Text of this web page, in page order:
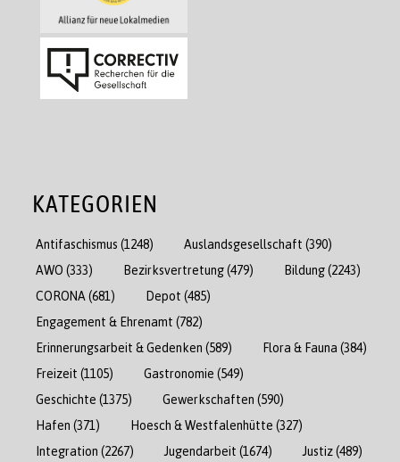
KATEGORIEN
Antifaschismus (1248) Auslandsgesellschaft (390)
AWO (333) Bezirksvertretung(479) Bildung(2243)
CORONA (681) Depot (485)
Engagement & Ehrenamt (782)
Erinnerungsarbeit & Gedenken (589) Flora & Fauna (384)
Freizeit (1105) Gastronomie (549)
Geschichte (1375) Gewerkschaften (590)
Hafen (371) Hoesch & Westfalenhütte (327)
Integration (2267) Jugendarbeit (1674) Justiz(489)